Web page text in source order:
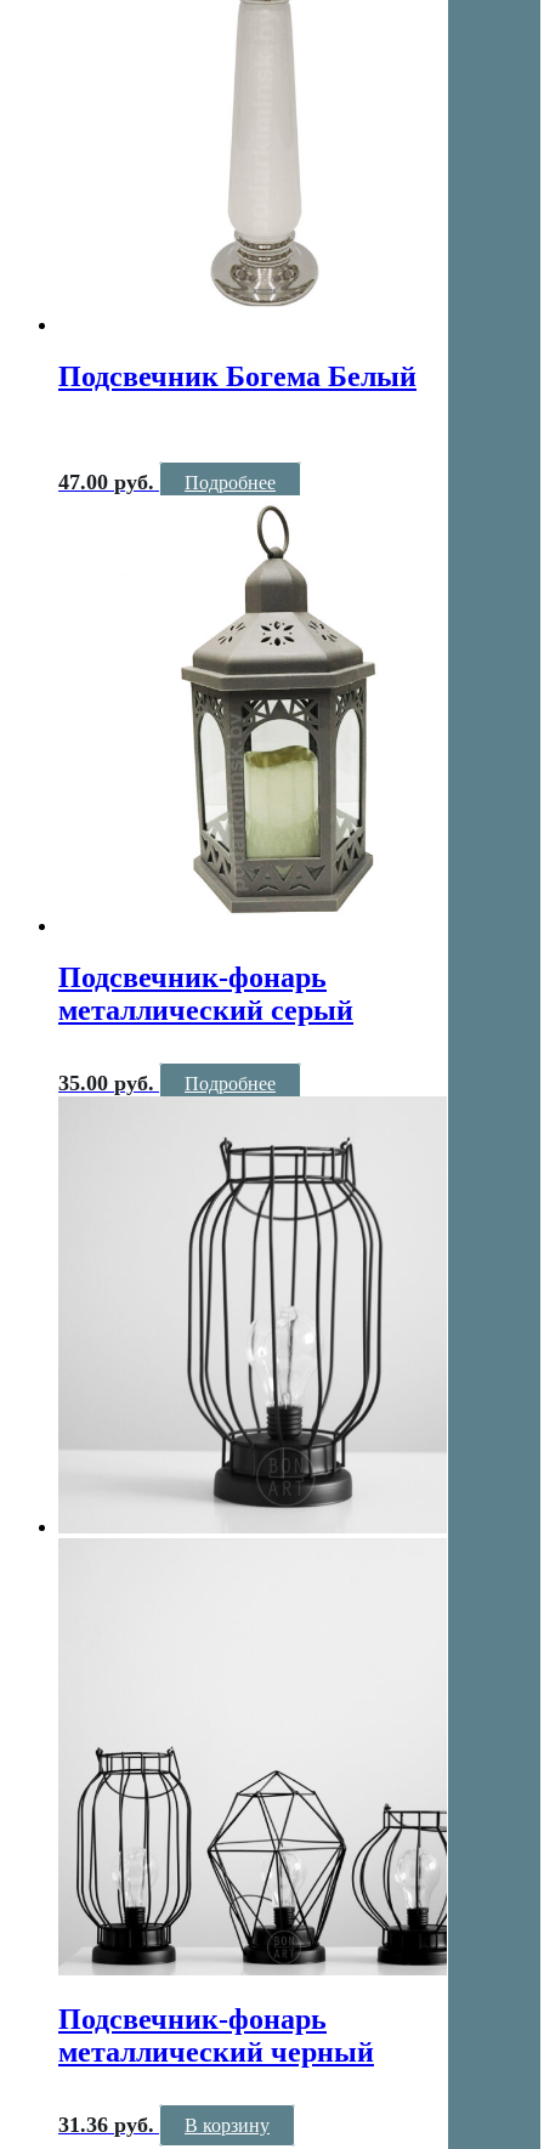
Подсвечник Богема Белый
47.00 руб. Подробнее
Подсвечник-фонарь
металлический серый
35.00 руб. Подробнее
Подсвечник-фонарь
металлический черный
31.36 руб. В корзину